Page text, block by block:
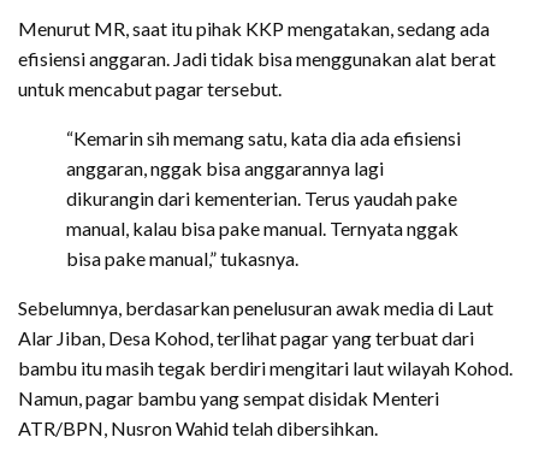
Menurut MR, saat itu pihak KKP mengatakan, sedang ada
efisiensi anggaran. Jadi tidak bisa menggunakan alat berat
untuk mencabut pagar tersebut.
“Kemarin sih memang satu, kata dia ada efisiensi
anggaran, nggak bisa anggarannya lagi
dikurangin dari kementerian. Terus yaudah pake
manual, kalau bisa pake manual. Ternyata nggak
bisa pake manual,” tukasnya.
Sebelumnya, berdasarkan penelusuran awak media di Laut
Alar Jiban, Desa Kohod, terlihat pagar yang terbuat dari
bambu itu masih tegak berdiri mengitari laut wilayah Kohod.
Namun, pagar bambu yang sempat disidak Menteri
ATR/BPN, Nusron Wahid telah dibersihkan.